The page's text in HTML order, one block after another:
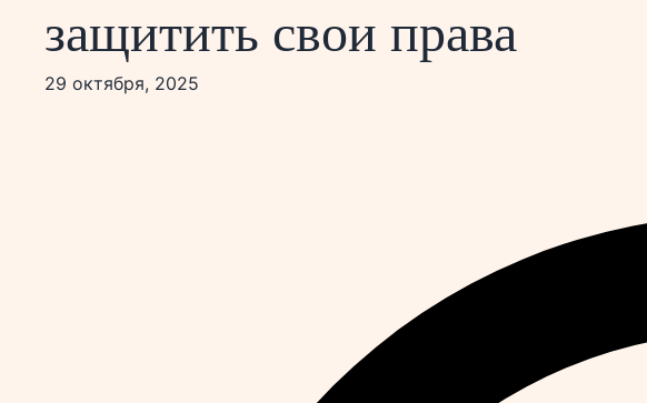
защитить свои права
29 октября, 2025